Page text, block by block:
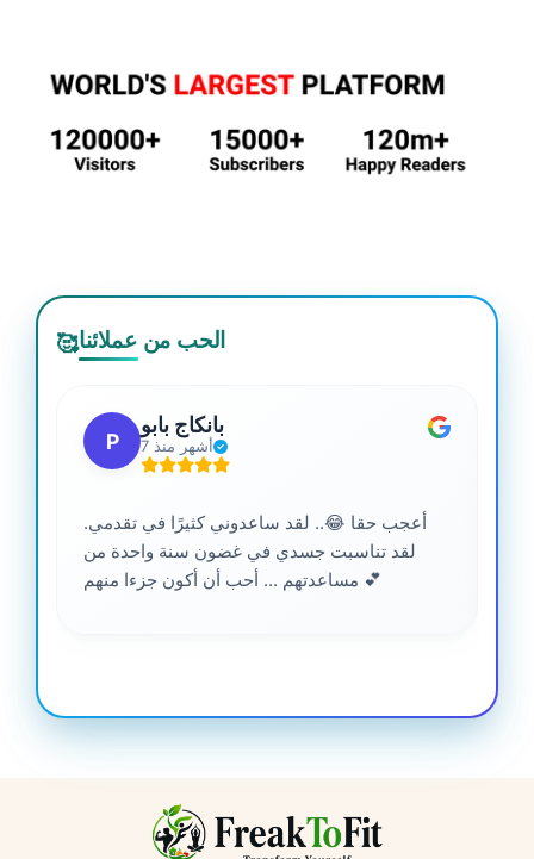
🥰الحب من عملائنا
P
بانكاج بابو
7 أشهر منذ
أعجب حقا 😂.. لقد ساعدوني كثيرًا في تقدمي.
لقد تناسبت جسدي في غضون سنة واحدة من
مساعدتهم ... أحب أن أكون جزءا منهم 💕